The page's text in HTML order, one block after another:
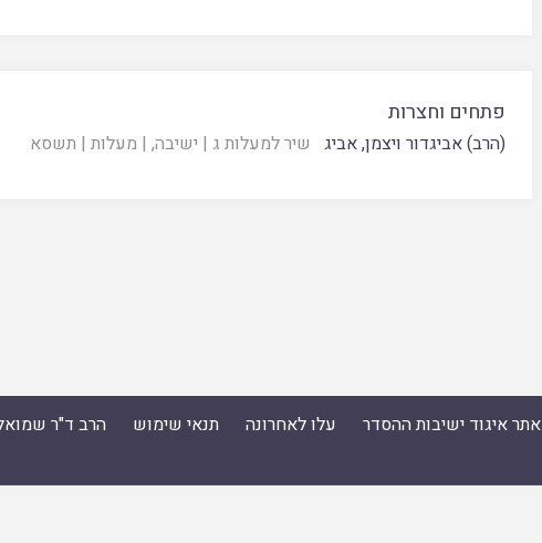
פתחים וחצרות
(הרב) אביגדור ויצמן,אביג שיר למעלות ג | ישיבה, | מעלות | תשסא
אתר איגוד ישיבות ההסדר עלו לאחרונה תנאי שימוש
הרב ד"ר